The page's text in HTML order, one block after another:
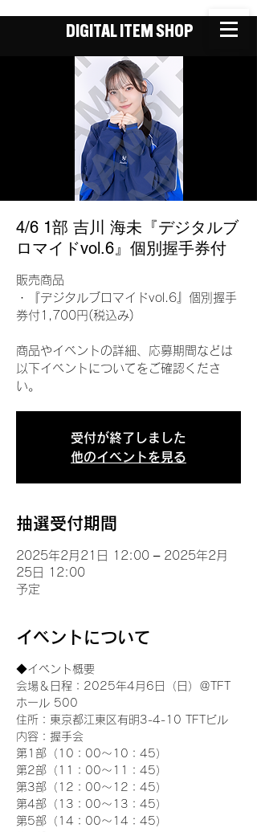
DIGITAL ITEM SHOP
4/6 1部 吉川 海未『デジタルブ
ロマイドvol.6』個別握手券付
販売商品
・『デジタルブロマイドvol.6』個別握手
券付1,700円(税込み)
商品やイベントの詳細、応募期間などは
以下イベントについてをご確認くださ
い。
受付が終了しました
他のイベントを見る
抽選受付期間
2025年2月21日 12:00 – 2025年2月
25日 12:00
予定
イベントについて
◆イベント概要
会場＆日程：2025年4月6日（日）＠TFT
ホール 500
住所：東京都江東区有明3-4-10 TFTビル
内容：握手会
第1部（10：00～10：45）
第2部（11：00～11：45）
第3部（12：00～12：45）
第4部（13：00～13：45）
第5部（14：00～14：45）